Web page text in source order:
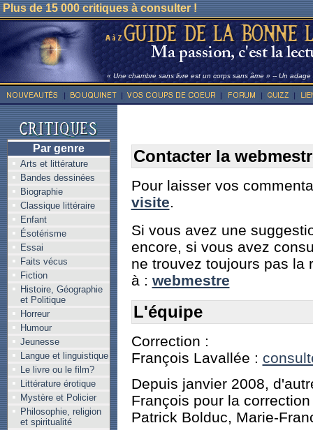
Plus de 15 000 critiques à consulter !
« Une chambre sans livre est un corps sans âme » -- Un adage
Par genre
Arts et littérature
Bandes dessinées
Biographie
Classique littéraire
Enfant
Ésotérisme
Essai
Faits vécus
Fiction
Histoire, Géographie
et Politique
Horreur
Humour
Jeunesse
Langue et linguistique
Le livre ou le film?
Littérature érotique
Mystère et Policier
Philosophie, religion
et spiritualité
Contacter la
Pour laisser vos
visite.
Si vous avez une
encore, si vous avez
ne trouvez toujours pas la
à : webmestre
L'équipe
Correction :
François Lavallée :
Depuis janvier 2008,
François pour la
Patrick Bolduc, Marie-